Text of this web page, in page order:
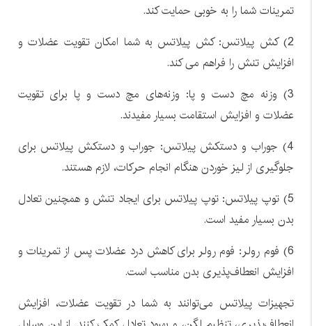
تمرینات شما را به خوبی حمایت کند.
2) کش پیلاتس: کش پیلاتس به شما امکان تقویت عضلات و
افزایش تنش را فراهم می کند.
3) وزنه مچ دست و پا: وزنه‌های مچ دست و پا برای تقویت
عضلات و افزایش استقامت بسیار مفیدند.
4) جوراب و دستکش پیلاتس: جوراب و دستکش پیلاتس برای
جلوگیری از لیز خوردن هنگام انجام حرکات، لازم هستند.
5) توپ پیلاتس: توپ پیلاتس برای ایجاد تنش و همچنین تعادل
بدن بسیار مفید است.
6) فوم رولر: فوم رولر برای کاهش درد عضلات پس از تمرینات و
افزایش انعطاف‌پذیری بدن مناسب است.
تجهیزات پیلاتس می‌توانند به شما در تقویت عضلات، افزایش